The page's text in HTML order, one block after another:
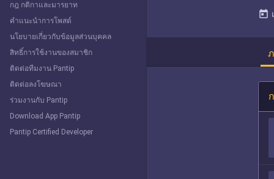
today
Explore
กฎ กติกาและมารยาท
คำแนะนำการโพสต์
นโยบายเกี่ยวกับข้อมูลส่วนบุคคล
สิทธิ์การใช้งานของสมาชิก
ติดต่อทีมงาน Pantip
ติดต่อลงโฆษณา
ร่วมงานกับ Pantip
Download App Pantip
Pantip Certified Developer